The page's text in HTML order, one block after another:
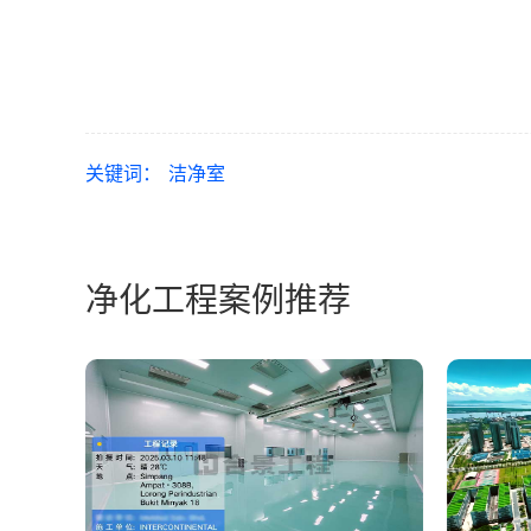
关键词： 洁净室
净化工程案例推荐